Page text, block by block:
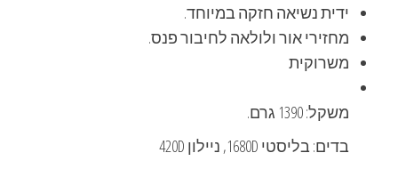
ידית נשיאה חזקה במיוחד.
מחזירי אור ולולאה לחיבור פנס.
משרוקית
משקל: 1390 גרם.
בדים: בליסטי 1680D, ניילון 420D